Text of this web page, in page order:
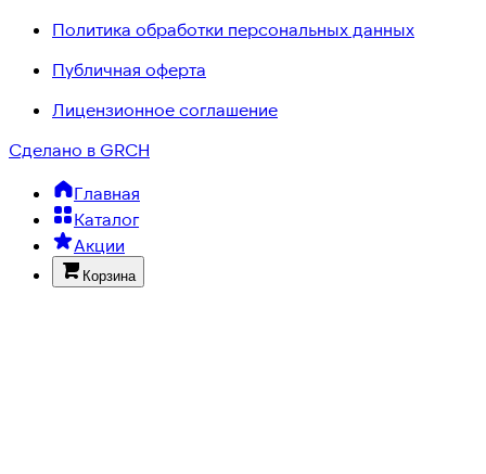
Политика обработки персональных данных
Публичная оферта
Лицензионное соглашение
Сделано в GRCH
Главная
Каталог
Акции
Корзина